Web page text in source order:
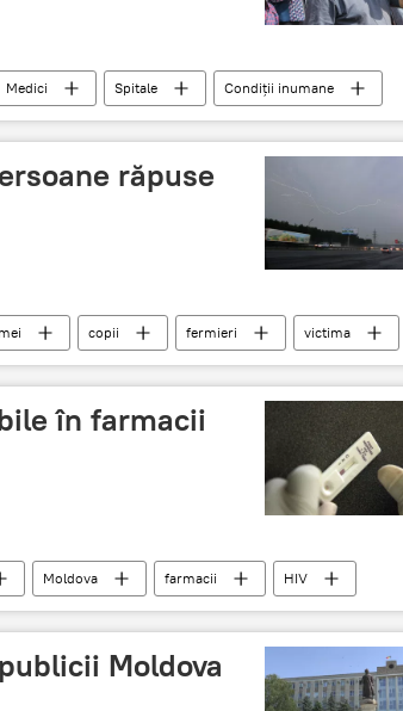
Medici Spitale Condiții inumane
răpuse
copii fermieri
victima
în farmacii
Moldova farmacii
HIV
Moldova